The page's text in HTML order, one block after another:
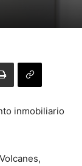
inmobiliario